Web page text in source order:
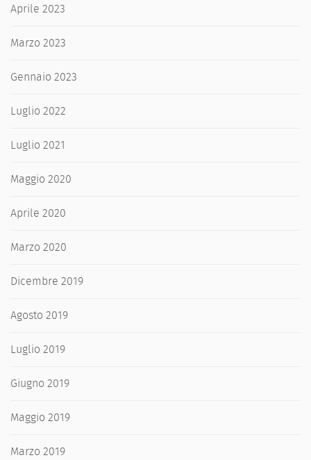
Aprile 2023
Marzo 2023
Gennaio 2023
Luglio 2022
Luglio 2021
Maggio 2020
Aprile 2020
Marzo 2020
Dicembre 2019
Agosto 2019
Luglio 2019
Giugno 2019
Maggio 2019
Marzo 2019